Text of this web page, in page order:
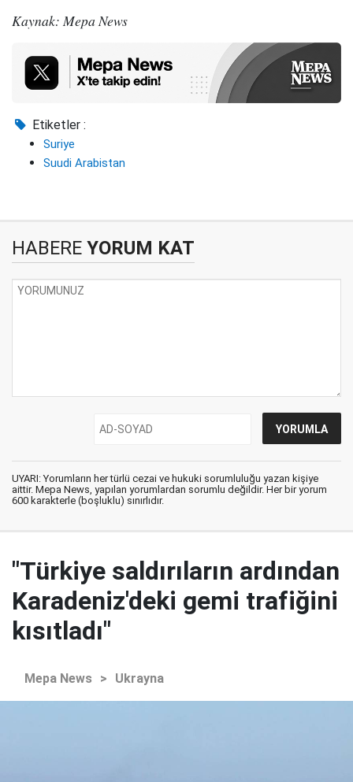
Kaynak: Mepa News
Etiketler :
Suriye
Suudi Arabistan
HABERE YORUM KAT
UYARI: Yorumların her türlü cezai ve hukuki sorumluluğu yazan kişiye
aittir. Mepa News, yapılan yorumlardan sorumlu değildir. Her bir yorum
600 karakterle (boşluklu) sınırlıdır.
"Türkiye saldırıların ardından
Karadeniz'deki gemi trafiğini
kısıtladı"
Mepa News > Ukrayna